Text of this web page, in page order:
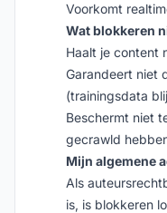
Voorkomt
Wat blokkeren
Haalt je content
Garandeert niet
(trainingsdata
Beschermt niet
gecrawld
Mijn algemene
Als
is, is blokkeren